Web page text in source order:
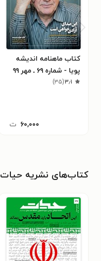
کتاب ماهنامه اندیشه
پویا - شماره ۶۹ ـ مهر ۹۹
۳٫۱(۳۵)
۶۰,۰۰۰ ت
کتاب‌های نشریه حیات